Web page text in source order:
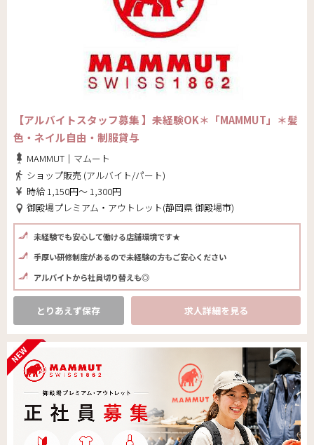
【アルバイトスタッフ募集 】未経験OK＊「MAMMUT」＊髪
色・ネイル自由・制服貸与
MAMMUT｜マムート
ショップ販売 (アルバイト/パート)
時給 1,150円～ 1,300円
御殿場プレミアム・アウトレット(静岡県 御殿場市)
未経験でも安心して働ける店舗環境です★
手厚い研修制度があるので未経験の方もご安心ください
アルバイトから社員切り替えも◎
とりあえず保存 求人詳細を見る